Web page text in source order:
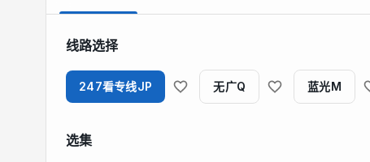
线路选择
247看专线JP 无广Q 蓝光M
选集